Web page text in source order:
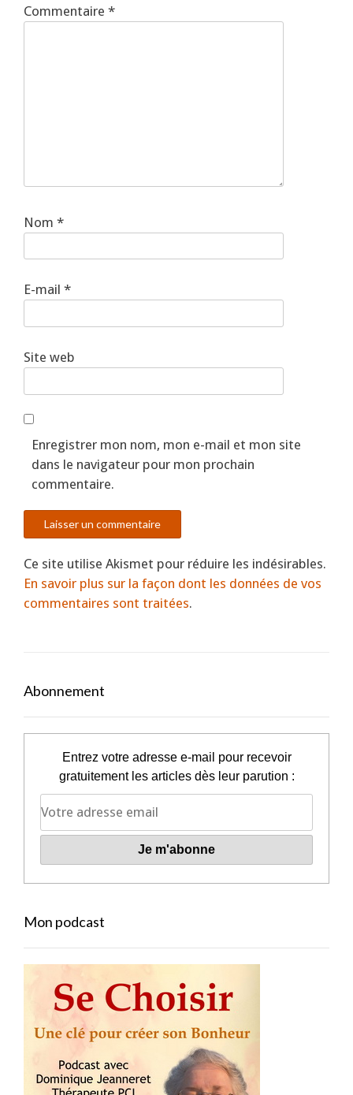
Commentaire *
Nom *
E-mail *
Site web
Enregistrer mon nom, mon e-mail et mon site
dans le navigateur pour mon prochain
commentaire.
Ce site utilise Akismet pour réduire les indésirables.
En savoir plus sur la façon dont les données de vos
commentaires sont traitées.
Abonnement
Entrez votre adresse e-mail pour recevoir
gratuitement les articles dès leur parution :
Mon podcast